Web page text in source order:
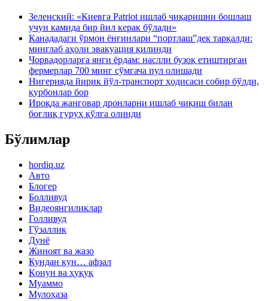
Зеленский: «Киевга Patriot ишлаб чиқаришни бошлаш
учун камида бир йил керак бўлади»
Канададаги ўрмон ёнғинлари “портлаш”дек тарқалди:
минглаб аҳоли эвакуация қилинди
Чорвадорларга янги ёрдам: наслли бузоқ етиштирган
фермерлар 700 минг сўмгача пул олишади
Нигерияда йирик йўл-транспорт ҳодисаси собир бўлди,
қурбонлар бор
Ироқда жанговар дронларни ишлаб чиқиш билан
боғлиқ гуруҳ қўлга олинди
Бўлимлар
hordiq.uz
Авто
Блогер
Болливуд
Видеоянгиликлар
Голливуд
Гўзаллик
Дунё
Жиноят ва жазо
Кундан кун… афзал
Қонун ва ҳуқуқ
Муаммо
Мулоҳаза